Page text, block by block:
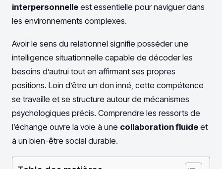
interpersonnelle est essentielle pour naviguer dans
les environnements complexes.
Avoir le sens du relationnel signifie posséder une
intelligence situationnelle capable de décoder les
besoins d’autrui tout en affirmant ses propres
positions. Loin d’être un don inné, cette compétence
se travaille et se structure autour de mécanismes
psychologiques précis. Comprendre les ressorts de
l’échange ouvre la voie à une collaboration fluide et
à un bien-être social durable.